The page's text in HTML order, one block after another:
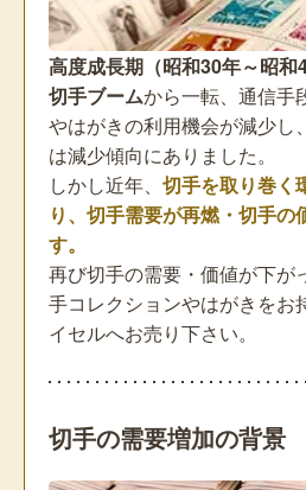
高度成長期（昭和30年～昭和
切手ブームから一転、通信手
やはがきの利用機会が減少し
は減少傾向にありました。
しかし近年、 切手を取り巻く
り、切手需要が再燃・切手の
す。
再び切手の需要・価値が下が
手コレクションやはがきをお
イセルへお売り下さい。
切手の需要増加の背景